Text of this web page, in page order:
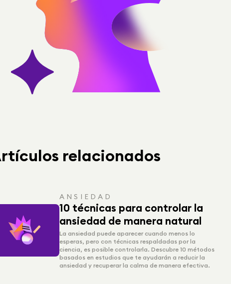
relacionados
ANSIEDAD
10 técnicas para controlar la
ansiedad de manera natural
La ansiedad puede aparecer cuando menos lo
esperas, pero con técnicas respaldadas por la
ciencia, es posible controlarla. Descubre 10 métodos
basados en estudios que te ayudarán a reducir la
ansiedad y recuperar la calma de manera efectiva.